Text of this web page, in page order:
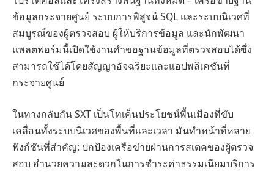
ข้อมูลกระจายศูนย์ ระบบการพิสูจน์ SQL และระบบนิเวศที่
สมบูรณ์ของผู้ตรวจสอบ ผู้ให้บริการข้อมูล และนักพัฒนา
แพลตฟอร์มนี้เปิดใช้งานคำขอฐานข้อมูลที่ตรวจสอบได้ซึ่ง
สามารถใช้ได้โดยสัญญาอัจฉริยะและแอปพลิเคชันที่
กระจายศูนย์
ในทางกลับกัน SXT เป็นโทเค็นประโยชน์พื้นเมืองที่ขับ
เคลื่อนทั้งระบบนิเวศของพื้นที่และเวลา มันทำหน้าที่หลาย
ฟังก์ชันที่สำคัญ: ปกป้องเครือข่ายผ่านการสเตคของผู้ตรวจ
สอบ อำนวยความสะดวกในการชำระค่าธรรมเนียมบริการ